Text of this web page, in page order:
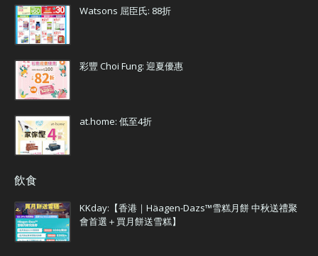
Watsons 屈臣氏: 88折
彩豐 Choi Fung: 迎夏優惠
at.home: 低至4折
飲食
KKday:【香港｜Häagen-Dazs™雪糕月餅 中秋送禮聚
會首選＋買月餅送雪糕】